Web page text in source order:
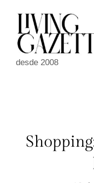
conteúdo
desde 2008